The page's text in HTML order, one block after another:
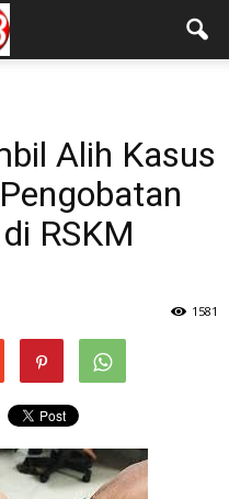
Alih Kasus
RSKM
1581